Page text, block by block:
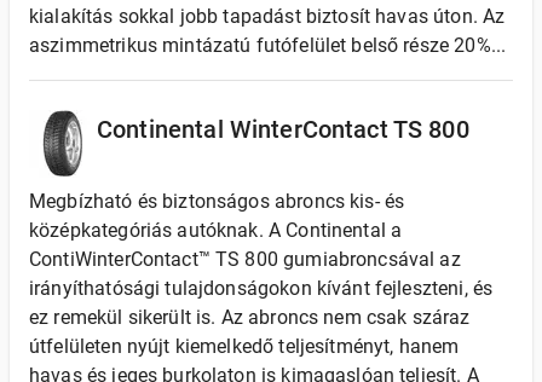
kialakítás sokkal jobb tapadást biztosít havas úton. Az
aszimmetrikus mintázatú futófelület belső része 20%...
Continental WinterContact TS 800
Megbízható és biztonságos abroncs kis- és
középkategóriás autóknak. A Continental a
ContiWinterContact™ TS 800 gumiabroncsával az
irányíthatósági tulajdonságokon kívánt fejleszteni, és
ez remekül sikerült is. Az abroncs nem csak száraz
útfelületen nyújt kiemelkedő teljesítményt, hanem
havas és jeges burkolaton is kimagaslóan teljesít. A